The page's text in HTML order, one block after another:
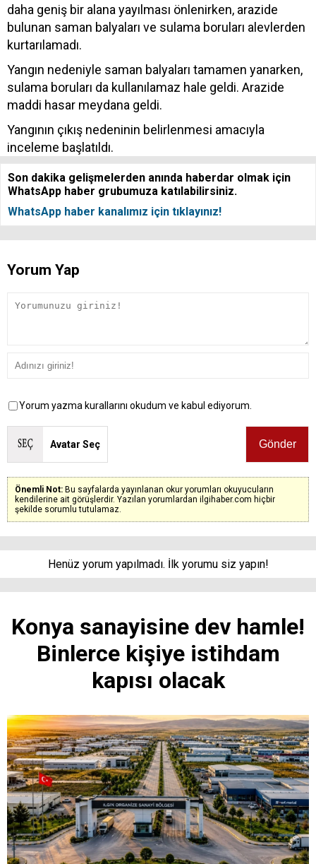
daha geniş bir alana yayılması önlenirken, arazide
bulunan saman balyaları ve sulama boruları alevlerden
kurtarılamadı.
Yangın nedeniyle saman balyaları tamamen yanarken,
sulama boruları da kullanılamaz hale geldi. Arazide
maddi hasar meydana geldi.
Yangının çıkış nedeninin belirlenmesi amacıyla
inceleme başlatıldı.
Son dakika gelişmelerden anında haberdar olmak için
WhatsApp haber grubumuza katılabilirsiniz.
WhatsApp haber kanalımız için tıklayınız!
Yorum Yap
Yorum yazma kurallarını okudum ve kabul ediyorum.
Avatar Seç
Önemli Not: Bu sayfalarda yayınlanan okur yorumları okuyucuların
kendilerine ait görüşlerdir. Yazılan yorumlardan ilgihaber.com hiçbir
şekilde sorumlu tutulamaz.
Henüz yorum yapılmadı. İlk yorumu siz yapın!
Konya sanayisine dev hamle!
Binlerce kişiye istihdam
kapısı olacak